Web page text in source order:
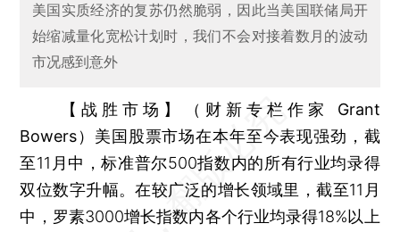
美国实质经济的复苏仍然脆弱，因此当美国联储局开
始缩减量化宽松计划时，我们不会对接着数月的波动
市况感到意外
【战胜市场】（财新专栏作家 Grant
Bowers） 美国股票市场在本年至今表现强劲，截
至11月中，标准普尔500指数内的所有行业均录得
双位数字升幅。在较广泛的增长领域里，截至11月
中，罗素3000增长指数内各个行业均录得18%以上